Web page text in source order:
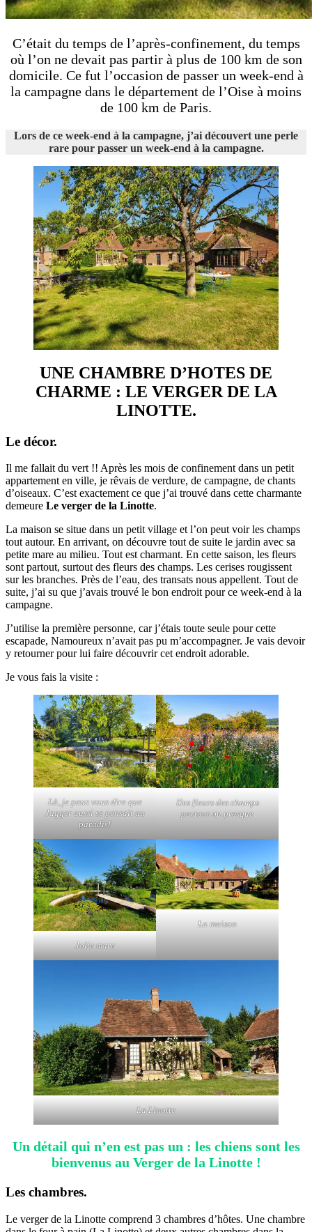
C’était du temps de l’après-confinement, du temps
où l’on ne devait pas partir à plus de 100 km de son
domicile. Ce fut l’occasion de passer un week-end à
la campagne dans le département de l’Oise à moins
de 100 km de Paris.
Lors de ce week-end à la campagne, j’ai découvert une perle
rare pour passer un week-end à la campagne.
UNE CHAMBRE D’HOTES DE
CHARME : LE VERGER DE LA
LINOTTE.
Le décor.
Il me fallait du vert !! Après les mois de confinement dans un petit
appartement en ville, je rêvais de verdure, de campagne, de chants
d’oiseaux. C’est exactement ce que j’ai trouvé dans cette charmante
demeure Le verger de la Linotte.
La maison se situe dans un petit village et l’on peut voir les champs
tout autour. En arrivant, on découvre tout de suite le jardin avec sa
petite mare au milieu. Tout est charmant. En cette saison, les fleurs
sont partout, surtout des fleurs des champs. Les cerises rougissent
sur les branches. Près de l’eau, des transats nous appellent. Tout de
suite, j’ai su que j’avais trouvé le bon endroit pour ce week-end à la
campagne.
J’utilise la première personne, car j’étais toute seule pour cette
escapade, Namoureux n’avait pas pu m’accompagner. Je vais devoir
y retourner pour lui faire découvrir cet endroit adorable.
Je vous fais la visite :
Là, je peux vous dire que
Jagger aussi se pensait au
paradis!
Des fleurs des champs
partout ou presque
Jolie mare
La maison
La Linotte
Un détail qui n’en est pas un : les chiens sont les
bienvenus au Verger de la Linotte !
Les chambres.
Le verger de la Linotte comprend 3 chambres d’hôtes. Une chambre